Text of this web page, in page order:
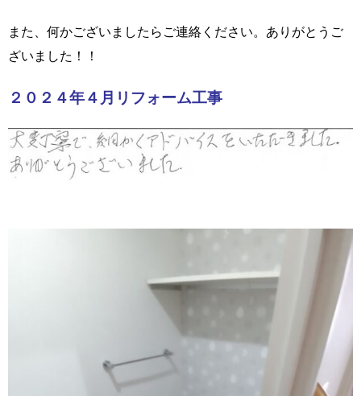
また、何かございましたらご連絡ください。ありがとうご
ざいました！！
２０２４年４月リフォーム工事